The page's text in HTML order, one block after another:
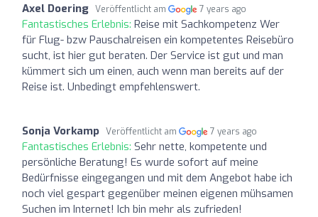
Axel Doering Veröffentlicht am 7 years ago
Fantastisches Erlebnis: Reise mit Sachkompetenz Wer
für Flug- bzw Pauschalreisen ein kompetentes Reisebüro
sucht, ist hier gut beraten. Der Service ist gut und man
kümmert sich um einen, auch wenn man bereits auf der
Reise ist. Unbedingt empfehlenswert.
Sonja Vorkamp Veröffentlicht am 7 years ago
Fantastisches Erlebnis: Sehr nette, kompetente und
persönliche Beratung! Es wurde sofort auf meine
Bedürfnisse eingegangen und mit dem Angebot habe ich
noch viel gespart gegenüber meinen eigenen mühsamen
Suchen im Internet! Ich bin mehr als zufrieden!